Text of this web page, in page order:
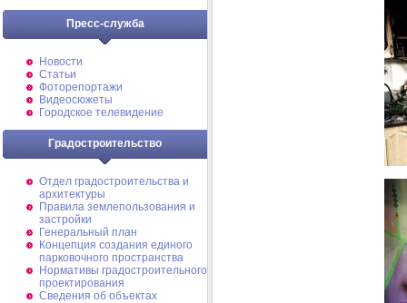
Пресс-служба
Новости
Статьи
Фоторепортажи
Видеосюжеты
Городское телевидение
Градостроительство
Отдел градостроительства и
архитектуры
Правила землепользования и
застройки
Генеральный план
Концепция создания единого
парковочного пространства
Нормативы градостроительного
проектирования
Сведения об объектах